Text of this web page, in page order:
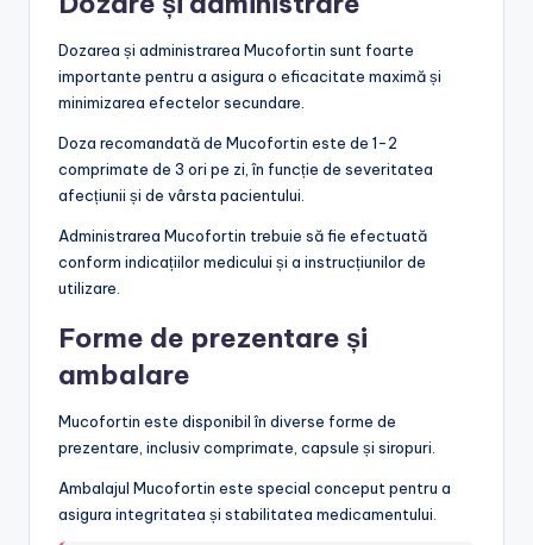
Dozarea și administrarea Mucofortin sunt foarte
importante pentru a asigura o eficacitate maximă și
minimizarea efectelor secundare.
Doza recomandată de Mucofortin este de 1-2
comprimate de 3 ori pe zi, în funcție de severitatea
afecțiunii și de vârsta pacientului.
Administrarea Mucofortin trebuie să fie efectuată
conform indicațiilor medicului și a instrucțiunilor de
utilizare.
Forme de prezentare și
ambalare
Mucofortin este disponibil în diverse forme de
prezentare, inclusiv comprimate, capsule și siropuri.
Ambalajul Mucofortin este special conceput pentru a
asigura integritatea și stabilitatea medicamentului.